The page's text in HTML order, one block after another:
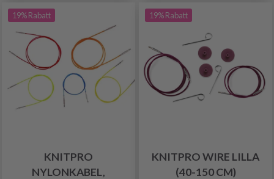
19% Rabatt
KNITPRO
NYLONKABEL,
19% Rabatt
KNITPRO WIRE LILLA
(40-150 CM)